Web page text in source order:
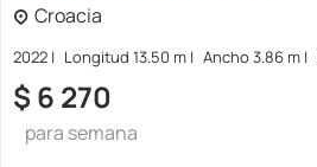
Croacia
2022 Longitud 13.50 m Ancho 3.86 m
$ 6 270
para semana